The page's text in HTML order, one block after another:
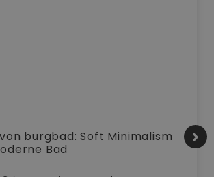
burgbad: Soft Minimalism
Bad